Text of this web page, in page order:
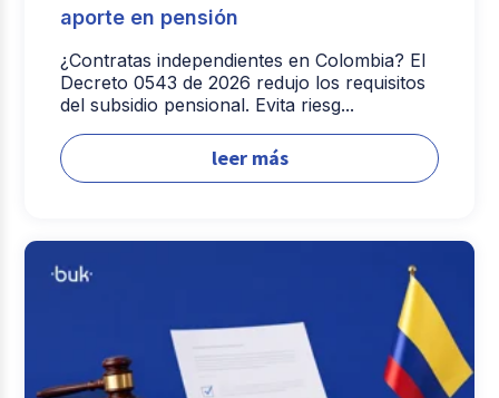
aporte en pensión
¿Contratas independientes en Colombia? El
Decreto 0543 de 2026 redujo los requisitos
del subsidio pensional. Evita riesg...
leer más